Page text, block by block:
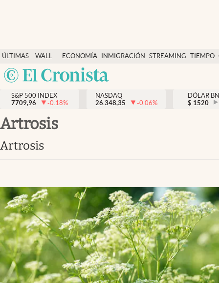
ÚLTIMAS
NOTICIAS
WALL
STREET
Y
DÓLAR
ECONOMÍA INMIGRACIÓN STREAMING TIEMPO
México
Finanzas y economía
Wall Street y dólar
Inmigración
Tiempo
Ciencia y salud
Streaming
PC y mobile
Lifestyle
USA
S&P 500 INDEX
7709,96
-0.18%
NASDAQ
26.348,35
-0.06%
DÓLAR
$ 1520
artrosis
artrosis